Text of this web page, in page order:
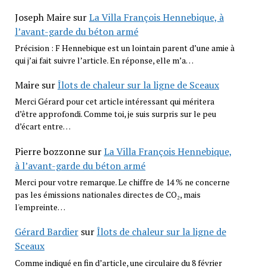
Joseph MairesurLa Villa François Hennebique, à
l’avant-garde du béton armé
Précision : F Hennebique est un lointain parent d’une amie à
qui j’ai fait suivre l’article. En réponse, elle m’a…
MairesurÎlots de chaleur sur la ligne de Sceaux
Merci Gérard pour cet article intéressant qui méritera
d’être approfondi. Comme toi, je suis surpris sur le peu
d’écart entre…
Pierre bozzonnesurLa Villa François Hennebique,
à l’avant-garde du béton armé
Merci pour votre remarque. Le chiffre de 14 % ne concerne
pas les émissions nationales directes de CO₂, mais
l'empreinte…
Gérard BardiersurÎlots de chaleur sur la ligne de
Sceaux
Comme indiqué en fin d’article, une circulaire du 8 février